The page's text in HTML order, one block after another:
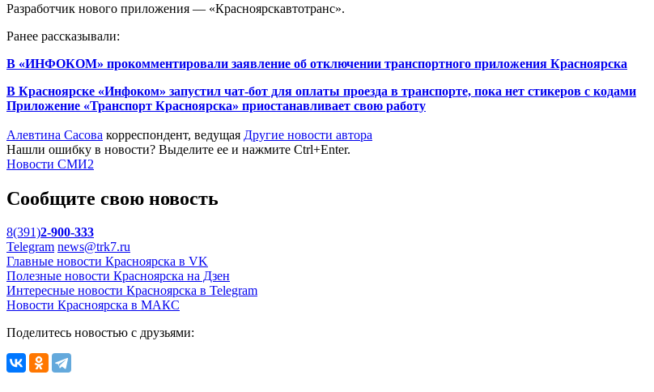
Разработчик нового приложения — «Красноярскавтотранс».
Ранее рассказывали:
В «ИНФОКОМ» прокомментировали заявление об отключении транспортного приложения Красноярска
В Красноярске «Инфоком» запустил чат-бот для оплаты проезда в транспорте, пока нет стикеров с кодами
Приложение «Транспорт Красноярска» приостанавливает свою работу
Алевтина Сасова корреспондент, ведущая Другие новости автора
Нашли ошибку в новости? Выделите ее и нажмите Ctrl+Enter.
Новости СМИ2
Сообщите свою новость
8(391)2-900-333
Telegram news@trk7.ru
Главные новости Красноярска в VK
Полезные новости Красноярска на Дзен
Интересные новости Красноярска в Telegram
Новости Красноярска в МАКС
Поделитесь новостью с друзьями: